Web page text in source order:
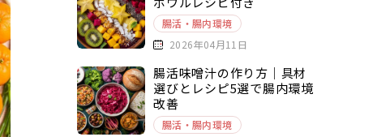
腸活・腸内環境
2026年04月11日
腸活味噌汁の作り方｜具材
選びとレシピ5選で腸内環境
改善
腸活・腸内環境